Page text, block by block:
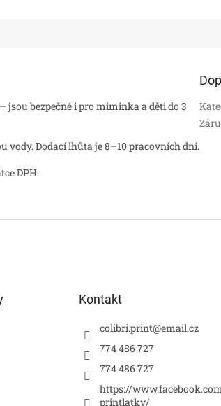
jsou bezpečné i pro miminka a děti do 3
Dodací lhůta je 8–10 pracovních dní.
DPH.
Kontakt
colibri.print@email.cz
774 486 727
774 486 727
https://
printlatky/